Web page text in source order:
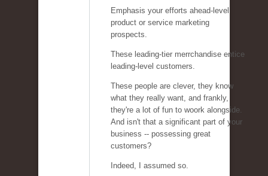
Emphasis your efforts ahead-level
product or service marketing
prospects.
These leading-tier merrchandise entice
leading-level customers.
These people are clever, they know
what they really want, and frankly,
they're a lot of fun to woork alongside.
And isn't that a significant part of your
business -- possessing great
customers?
Indeed, I assumed so.